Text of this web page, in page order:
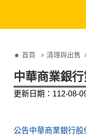
首頁 清理與出售
中華商業銀
更新日期：112-08-
公告中華商業銀行股